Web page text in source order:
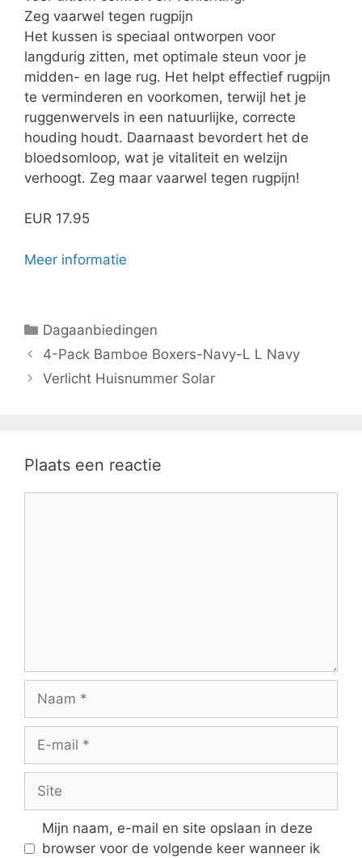
Zeg vaarwel tegen rugpijn
Het kussen is speciaal ontworpen voor
langdurig zitten, met optimale steun voor je
midden- en lage rug. Het helpt effectief rugpijn
te verminderen en voorkomen, terwijl het je
ruggenwervels in een natuurlijke, correcte
houding houdt. Daarnaast bevordert het de
bloedsomloop, wat je vitaliteit en welzijn
verhoogt. Zeg maar vaarwel tegen rugpijn!
EUR 17.95
Meer informatie
Categorieën
Dagaanbiedingen
4-Pack Bamboe Boxers-Navy-L L Navy
Verlicht Huisnummer Solar
Plaats een reactie
Naam
Site
Mijn naam, e-mail en site opslaan in deze
browser voor de volgende keer wanneer ik